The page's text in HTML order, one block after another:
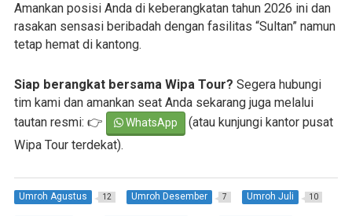
Amankan posisi Anda di keberangkatan tahun 2026 ini dan
rasakan sensasi beribadah dengan fasilitas “Sultan” namun
tetap hemat di kantong.
Siap berangkat bersama Wipa Tour? Segera hubungi
tim kami dan amankan seat Anda sekarang juga melalui
tautan resmi: 👉
WhatsApp
(atau kunjungi kantor pusat
Wipa Tour terdekat).
Umroh Agustus 12 Umroh Desember 7 Umroh Juli 10